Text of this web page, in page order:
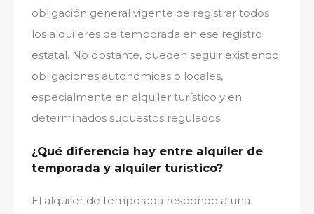
obligación general vigente de registrar todos
los alquileres de temporada en ese registro
estatal. No obstante, pueden seguir existiendo
obligaciones autonómicas o locales,
especialmente en alquiler turístico y en
determinados supuestos regulados.
¿Qué diferencia hay entre alquiler de
temporada y alquiler turístico?
El alquiler de temporada responde a una